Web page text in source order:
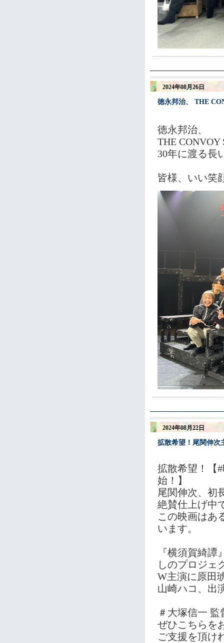
2024年08月26日
徳永邦治、 THE
徳永邦治、
THE
30年に渡る長
皆様、いい笑
2024年08月22日
拡散希望！尾関伸
拡散希望！【
始！】
尾関伸次、初
絶賛仕上げ中
この映画はあ
います。
『横須賀綺
しのプロジェ
W主演に原田
山崎ハコ、出
＃大塚信一
ぜひこちらを
ご支援を頂け